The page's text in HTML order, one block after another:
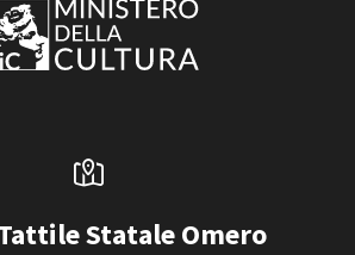
Statale Omero